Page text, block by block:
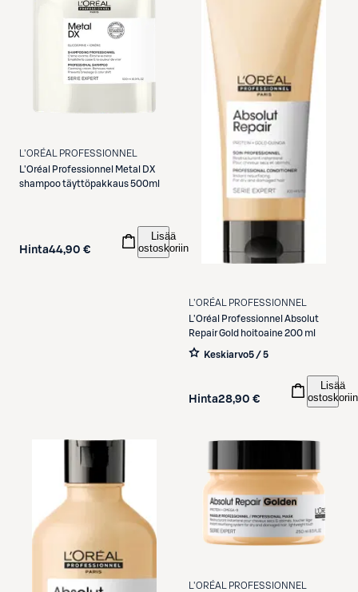
L'ORÉAL PROFESSIONNEL
L'Oréal Professionnel Metal DX
shampoo täyttöpakkaus 500ml
Hinta44,90 €
Lisää
ostoskoriin
L'ORÉAL PROFESSIONNEL
L'Oréal Professionnel Absolut
Repair Gold hoitoaine 200 ml
Keskiarvo5 / 5
Hinta28,90 €
Lisää
ostoskoriin
L'ORÉAL PROFESSIONNEL